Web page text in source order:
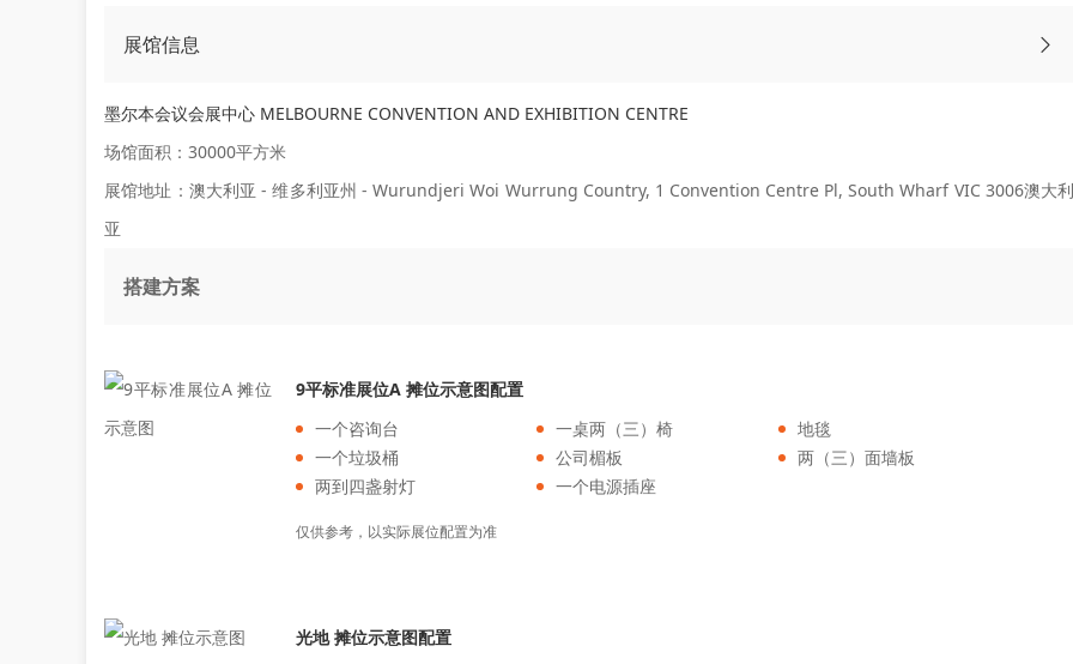
展馆信息
墨尔本会议会展中心 MELBOURNE CONVENTION AND EXHIBITION CENTRE
场馆面积：30000平方米
展馆地址：澳大利亚 - 维多利亚州 - Wurundjeri Woi Wurrung Country, 1 Convention Centre Pl, South Wharf VIC 3006澳大利
亚
搭建方案
9平标准展位A 摊位示意图配置
一个咨询台
一桌两（三）椅
地毯
一个垃圾桶
公司楣板
两（三）面墙板
两到四盏射灯
一个电源插座
仅供参考，以实际展位配置为准
光地 摊位示意图配置